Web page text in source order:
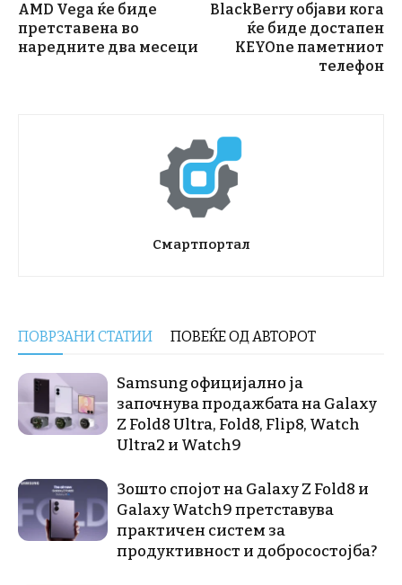
AMD Vega ќе биде
претставена во
наредните два месеци
BlackBerry објави кога
ќе биде достапен
KEYOne паметниот
телефон
Смартпортал
ПОВРЗАНИ СТАТИИ ПОВЕЌЕ ОД АВТОРОТ
Samsung официјално ја
започнува продажбата на Galaxy
Z Fold8 Ultra, Fold8, Flip8, Watch
Ultra2 и Watch9
Зошто спојот на Galaxy Z Fold8 и
Galaxy Watch9 претставува
практичен систем за
продуктивност и добросостојба?